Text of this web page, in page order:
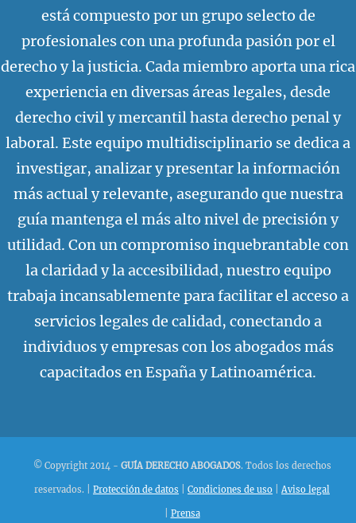
está compuesto por un grupo selecto de
profesionales con una profunda pasión por el
derecho y la justicia. Cada miembro aporta una rica
experiencia en diversas áreas legales, desde
derecho civil y mercantil hasta derecho penal y
laboral. Este equipo multidisciplinario se dedica a
investigar, analizar y presentar la información
más actual y relevante, asegurando que nuestra
guía mantenga el más alto nivel de precisión y
utilidad. Con un compromiso inquebrantable con
la claridad y la accesibilidad, nuestro equipo
trabaja incansablemente para facilitar el acceso a
servicios legales de calidad, conectando a
individuos y empresas con los abogados más
capacitados en España y Latinoamérica.
© Copyright 2014 - GUÍA DERECHO ABOGADOS. Todos los derechos
reservados. Protección de datos Condiciones de uso Aviso legal
Prensa